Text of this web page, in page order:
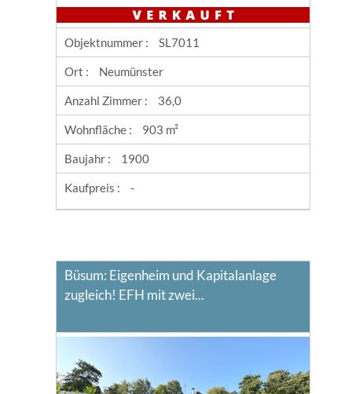
Objektnummer : SL7011
Ort : Neumünster
Anzahl Zimmer : 36,0
Wohnfläche : 903 m²
Baujahr : 1900
Kaufpreis : -
Büsum: Eigenheim und Kapitalanlage
zugleich! EFH mit zwei...